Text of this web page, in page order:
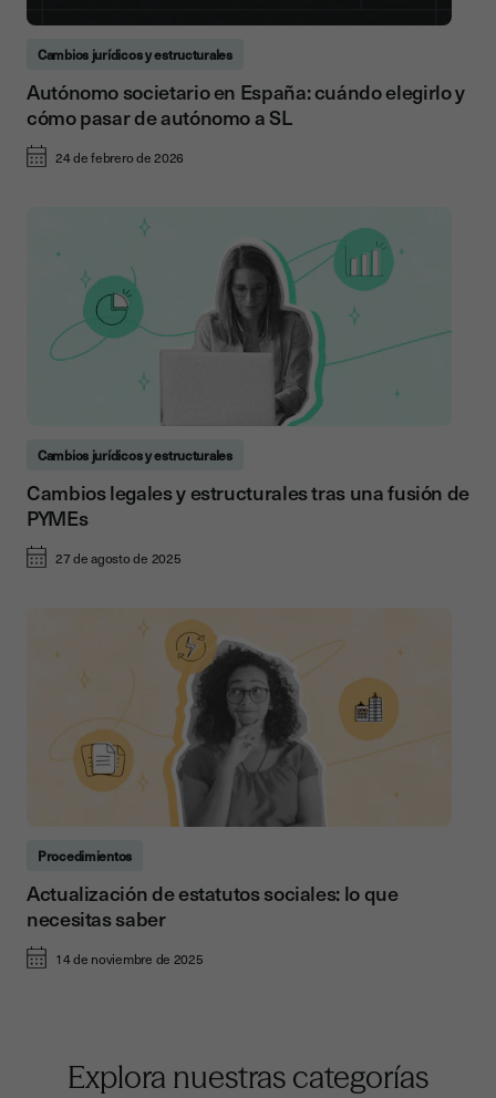
Cambios jurídicos y estructurales
Autónomo societario en España: cuándo elegirlo y
cómo pasar de autónomo a SL
24 de febrero de 2026
Cambios jurídicos y estructurales
Cambios legales y estructurales tras una fusión de
PYMEs
27 de agosto de 2025
Procedimientos
Actualización de estatutos sociales: lo que
necesitas saber
14 de noviembre de 2025
Explora nuestras categorías